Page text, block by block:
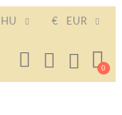
HU € EUR